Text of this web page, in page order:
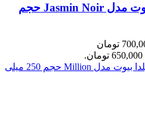
بادی اسپلش زنانه هیلدا بیوت مدل Jasmin Noir حجم
قیمت اصلی: 700,000 تومان